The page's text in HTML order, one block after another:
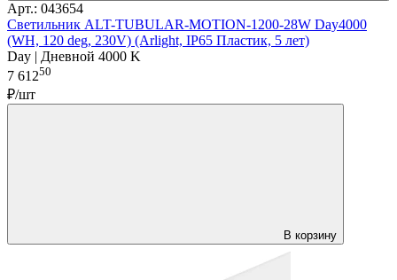
Арт.: 043654
Светильник ALT-TUBULAR-MOTION-1200-28W Day4000
(WH, 120 deg, 230V) (Arlight, IP65 Пластик, 5 лет)
Day | Дневной 4000 K
7 61250
₽/шт
В корзину